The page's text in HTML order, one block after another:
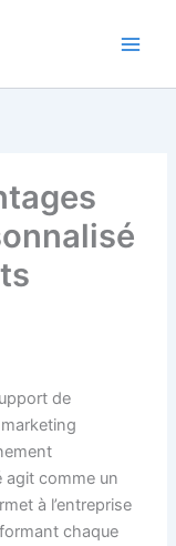
de
agit comme un
à l’entreprise
chaque